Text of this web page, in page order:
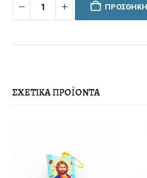
ΠΡΟΣΘΉΚΗ
ΣΧΕΤΙΚΆ ΠΡΟΪΌΝΤΑ